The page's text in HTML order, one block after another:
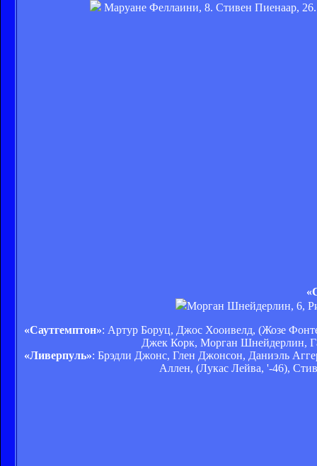
Маруане Феллаини, 8. Стивен Пиенаар,
Морган Шнейдерлин, 6,
«Саутгемптон»: Артур Боруц, Джос Хооивелд, (Жозе
Джек Корк, Морган Шнейдерлин,
«Ливерпуль»: Брэдли Джонс, Глен Джонсон, Даниэль
Аллен, (Лукас Лейва, '-46),